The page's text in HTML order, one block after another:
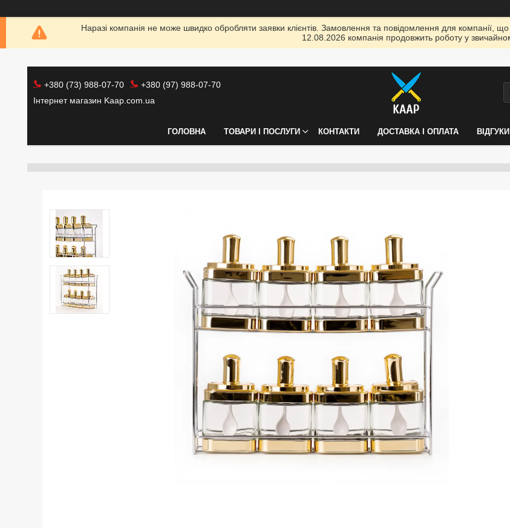
Наразі компанія не може швидко обробляти заявки клієнтів. Замовлення та повідомлення для компанії,
12.08.2026 компанія продовжить роботу у
+380 (73) 988-07-70
+380 (97) 988-07-70
Інтернет магазин Kaap.com.ua
ГОЛОВНА ТОВАРИ І ПОСЛУГИ КОНТАКТИ ДОСТАВКА І ОПЛАТА